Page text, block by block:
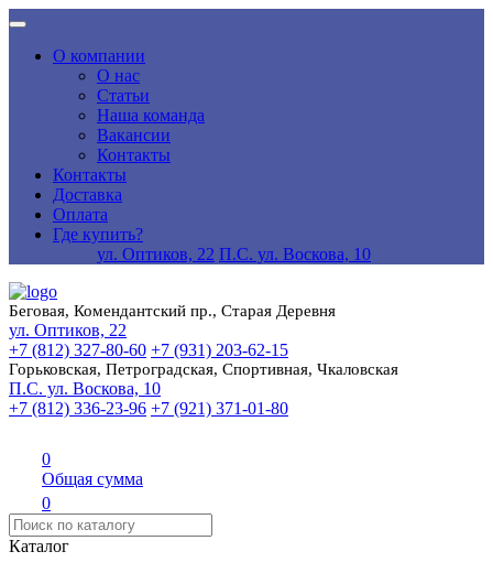
О компании
О нас
Статьи
Наша команда
Вакансии
Контакты
Контакты
Доставка
Оплата
Где купить?
ул. Оптиков, 22 П.С. ул. Воскова, 10
Беговая, Комендантский пр., Старая Деревня
ул. Оптиков, 22
+7 (812) 327-80-60 +7 (931) 203-62-15
Горьковская, Петроградская, Спортивная, Чкаловская
П.С. ул. Воскова, 10
+7 (812) 336-23-96 +7 (921) 371-01-80
0
Общая сумма
0
Каталог